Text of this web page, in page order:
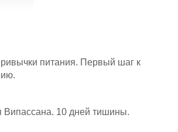
питания. Первый шаг к
Випассана. 10 дней тишины.